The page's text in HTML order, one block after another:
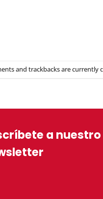
and trackbacks are currently
a nuestro